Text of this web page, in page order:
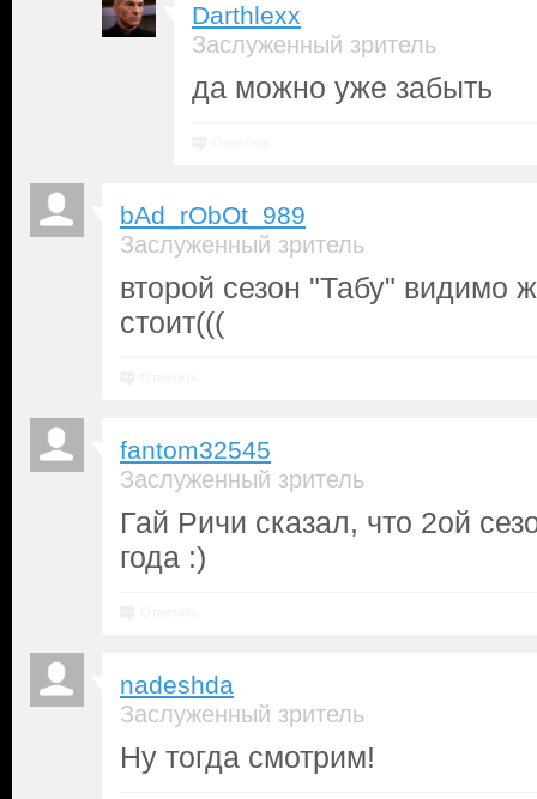
Darthlexx
Заслуженный зритель
да можно уже забыть
bAd_rObOt_989
Заслуженный зритель
второй сезон "Табу" видимо
стоит(((
fantom32545
Заслуженный зритель
Гай Ричи сказал, что 2ой
года :)
nadeshda
Заслуженный зритель
Ну тогда смотрим!